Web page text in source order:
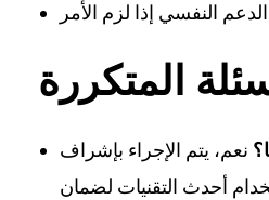
نعم، يتم الإجراء بإشراف
أحدث التقنيات لضمان